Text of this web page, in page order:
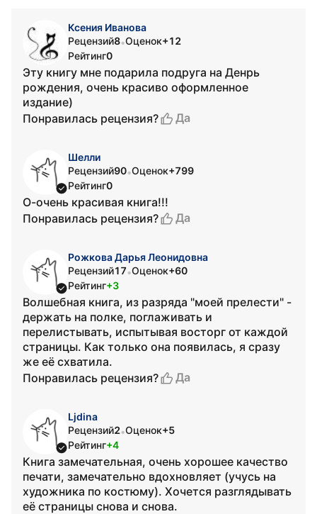
Ксения Иванова
Рецензий8•Оценок+12
Рейтинг0
Эту книгу мне подарила подруга на Денрь
рождения, очень красиво оформленное
издание)
Понравилась рецензия?
Да
Шелли
Рецензий90•Оценок+799
Рейтинг0
О-очень красивая книга!!!
Понравилась рецензия?
Да
Рожкова Дарья Леонидовна
Рецензий17•Оценок+60
Рейтинг+3
Волшебная книга, из разряда "моей прелести" -
держать на полке, поглаживать и
перелистывать, испытывая восторг от каждой
страницы. Как только она появилась, я сразу
же её схватила.
Понравилась рецензия?
Да
Ljdina
Рецензий2•Оценок+5
Рейтинг+4
Книга замечательная, очень хорошее качество
печати, замечательно вдохновляет (учусь на
художника по костюму). Хочется разглядывать
её страницы снова и снова.